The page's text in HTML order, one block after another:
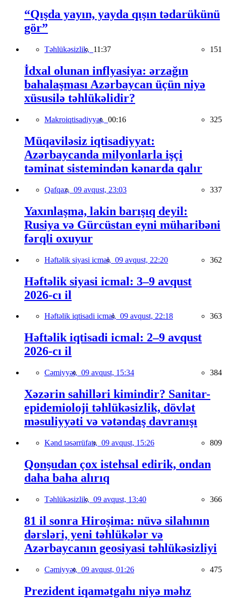
“Qışda yayın, yayda qışın tədarükünü
gör”
Təhlükəsizlik, 11:37 151
İdxal olunan inflyasiya: ərzağın
bahalaşması Azərbaycan üçün niyə
xüsusilə təhlükəlidir?
Makroiqtisadiyyat, 00:16 325
Müqaviləsiz iqtisadiyyat:
Azərbaycanda milyonlarla işçi
təminat sistemindən kənarda qalır
Qafqaz, 09 avqust, 23:03 337
Yaxınlaşma, lakin barışıq deyil:
Rusiya və Gürcüstan eyni müharibəni
fərqli oxuyur
Həftəlik siyasi icmal, 09 avqust, 22:20 362
Həftəlik siyasi icmal: 3–9 avqust
2026-cı il
Həftəlik iqtisadi icmal, 09 avqust, 22:18 363
Həftəlik iqtisadi icmal: 2–9 avqust
2026-cı il
Cəmiyyət, 09 avqust, 15:34 384
Xəzərin sahilləri kimindir? Sanitar-
epidemioloji təhlükəsizlik, dövlət
məsuliyyəti və vətəndaş davranışı
Kənd təsərrüfatı, 09 avqust, 15:26 809
Qonşudan çox istehsal edirik, ondan
daha baha alırıq
Təhlükəsizlik, 09 avqust, 13:40 366
81 il sonra Hiroşima: nüvə silahının
dərsləri, yeni təhlükələr və
Azərbaycanın geosiyasi təhlükəsizliyi
Cəmiyyət, 09 avqust, 01:26 475
Prezident iqamətgahı niyə məhz